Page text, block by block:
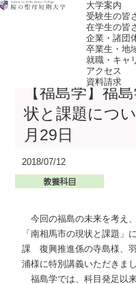
大学案内
受験生の皆
在学生の皆
企業・諸団
卒業生・地
就職・キャ
アクセス
資料請求
【福島学】福
状と課題につ
月29日
2018/07/12
今回の福島の未来を考え
「南相馬市の現状と課題
課 復興推進係の寺島様、
浦様に特別講義いただきまし
福島学では、科目発足以